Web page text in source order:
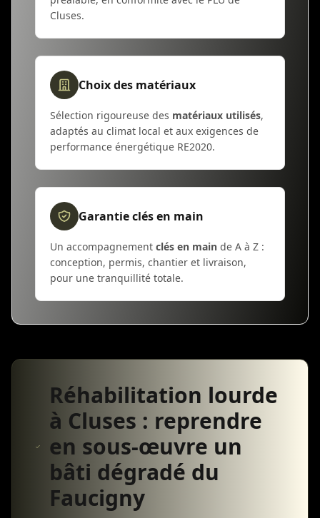
Cluses.
Choix des matériaux
Sélection rigoureuse des matériaux utilisés,
adaptés au climat local et aux exigences de
performance énergétique RE2020.
Garantie clés en main
Un accompagnement clés en main de A à Z :
conception, permis, chantier et livraison,
pour une tranquillité totale.
Réhabilitation lourde
à Cluses : reprendre
en sous-œuvre un
bâti dégradé du
Faucigny